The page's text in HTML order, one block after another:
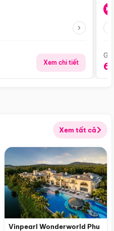
Xem chi tiết
Xem tất cả
Vinpearl Wonderworld Phu